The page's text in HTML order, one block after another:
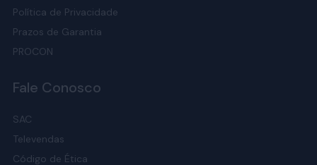
Política de Privacidade
Prazos de Garantia
PROCON
Fale Conosco
SAC
Televendas
Código de Ética